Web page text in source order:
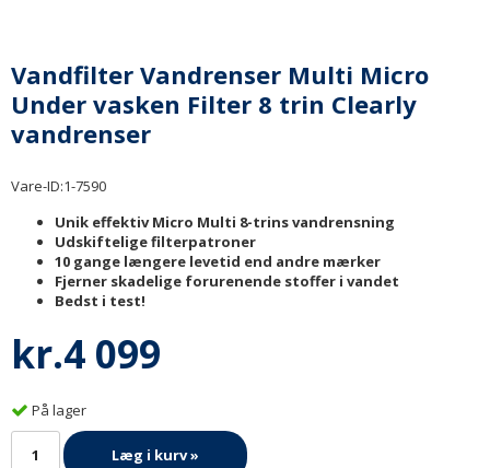
Vandfilter Vandrenser Multi Micro
Under vasken Filter 8 trin Clearly
vandrenser
Vare-ID:1-7590
Unik effektiv Micro Multi 8-trins vandrensning
Udskiftelige filterpatroner
10 gange længere levetid end andre mærker
Fjerner skadelige forurenende stoffer i vandet
Bedst i test!
kr.4 099
På lager
Læg i kurv »